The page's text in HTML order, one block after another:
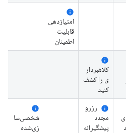
امتیازدهی
قابلیت
اطمینان
کلاهبردار
ی را کشف
رزرو
مجدد
پیشگیرانه
شخصی‌سا
زی‌شده